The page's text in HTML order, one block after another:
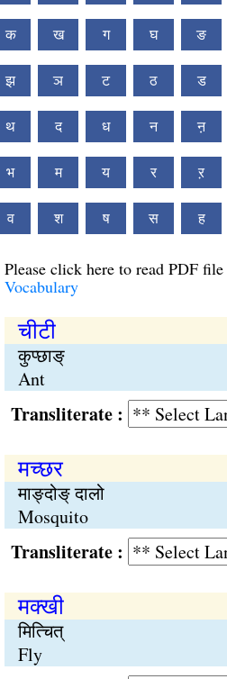
क ख ग घ ङ
झ ञ ट ठ ड
थ द ध न ऩ
भ म य र ऱ
व श ष स ह
Please click here to read PDF file
Vocabulary
चीटी
कुप्छाङ्
Ant
:
मच्छर
माङ्दोङ् दालो
Mosquito
:
मक्खी
मित्चित्
Fly